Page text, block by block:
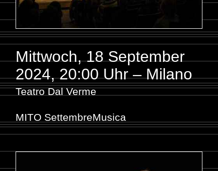
Mittwoch, 18 September
2024,20:00 Uhr – Milano
Teatro Dal Verme
MITO SettembreMusica